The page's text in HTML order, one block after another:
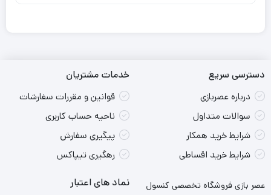
دسترسی سریع
درباره عصربازی
سوالات متداول
شرایط خرید همکار
شرایط خرید اقساطی
خدمات مشتریان
قوانین و مقررات سفارشات
ناحیه حساب کاربری
پیگیری سفارش
رهگیری تیپاکس
عصر بازی فروشگاه تخصصی کنسول
نماد های اعتبار